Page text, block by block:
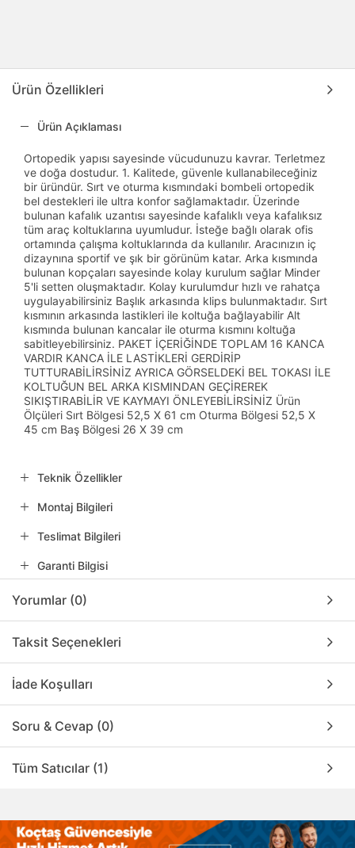
Ürün Özellikleri
Ürün Açıklaması
Ortopedik yapısı sayesinde vücudunuzu kavrar. Terletmez
ve doğa dostudur. 1. Kalitede, güvenle kullanabileceğiniz
bir üründür. Sırt ve oturma kısmındaki bombeli ortopedik
bel destekleri ile ultra konfor sağlamaktadır. Üzerinde
bulunan kafalık uzantısı sayesinde kafalıklı veya kafalıksız
tüm araç koltuklarına uyumludur. İsteğe bağlı olarak ofis
ortamında çalışma koltuklarında da kullanılır. Aracınızın iç
dizaynına sportif ve şık bir görünüm katar. Arka kısmında
bulunan kopçaları sayesinde kolay kurulum sağlar Minder
5'li setten oluşmaktadır. Kolay kurulumdur hızlı ve rahatça
uygulayabilirsiniz Başlık arkasında klips bulunmaktadır. Sırt
kısmının arkasında lastikleri ile koltuğa bağlayabilir Alt
kısmında bulunan kancalar ile oturma kısmını koltuğa
sabitleyebilirsiniz. PAKET İÇERİĞİNDE TOPLAM 16 KANCA
VARDIR KANCA İLE LASTİKLERİ GERDİRİP
TUTTURABİLİRSİNİZ AYRICA GÖRSELDEKİ BEL TOKASI İLE
KOLTUĞUN BEL ARKA KISMINDAN GEÇİREREK
SIKIŞTIRABİLİR VE KAYMAYI ÖNLEYEBİLİRSİNİZ Ürün
Ölçüleri Sırt Bölgesi 52,5 X 61 cm Oturma Bölgesi 52,5 X
45 cm Baş Bölgesi 26 X 39 cm
Teknik Özellikler
Montaj Bilgileri
Teslimat Bilgileri
Garanti Bilgisi
Yorumlar (0)
Taksit Seçenekleri
İade Koşulları
Soru & Cevap (0)
Tüm Satıcılar (1)